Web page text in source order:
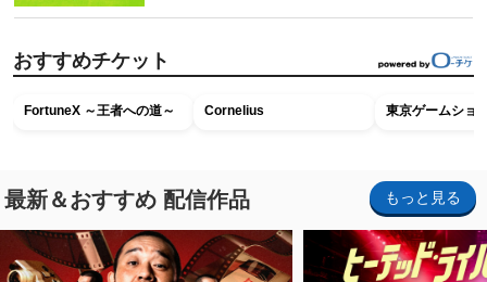
おすすめチケット
FortuneX ～王者への道～ Cornelius 東京ゲームショ
最新＆おすすめ 配信作品 もっと見る